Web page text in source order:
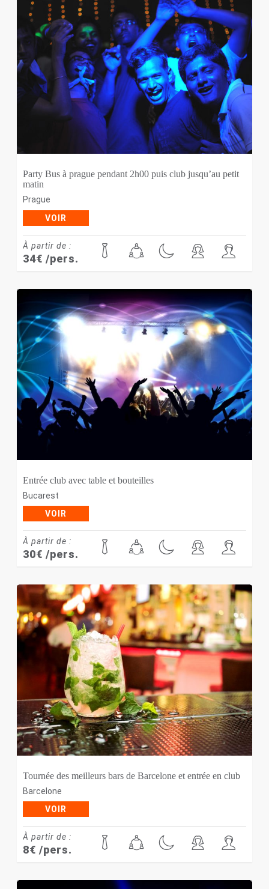
Party Bus à prague pendant 2h00 puis club jusqu’au petit
matin
Prague
VOIR
À partir de :
34€ /pers.
Entrée club avec table et bouteilles
Bucarest
VOIR
À partir de :
30€ /pers.
Tournée des meilleurs bars de Barcelone et entrée en club
Barcelone
VOIR
À partir de :
8€ /pers.